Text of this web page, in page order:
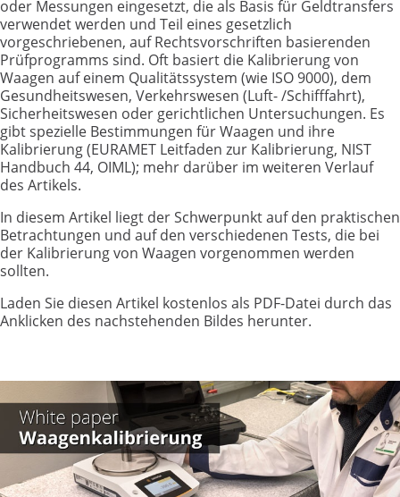
oder Messungen eingesetzt, die als Basis für Geldtransfers
verwendet werden und Teil eines gesetzlich
vorgeschriebenen, auf Rechtsvorschriften basierenden
Prüfprogramms sind. Oft basiert die Kalibrierung von
Waagen auf einem Qualitätssystem (wie ISO 9000), dem
Gesundheitswesen, Verkehrswesen (Luft- /Schifffahrt),
Sicherheitswesen oder gerichtlichen Untersuchungen. Es
gibt spezielle Bestimmungen für Waagen und ihre
Kalibrierung (EURAMET Leitfaden zur Kalibrierung, NIST
Handbuch 44, OIML); mehr darüber im weiteren Verlauf
des Artikels.
In diesem Artikel liegt der Schwerpunkt auf den praktischen
Betrachtungen und auf den verschiedenen Tests, die bei
der Kalibrierung von Waagen vorgenommen werden
sollten.
Laden Sie diesen Artikel kostenlos als PDF-Datei durch das
Anklicken des nachstehenden Bildes herunter.